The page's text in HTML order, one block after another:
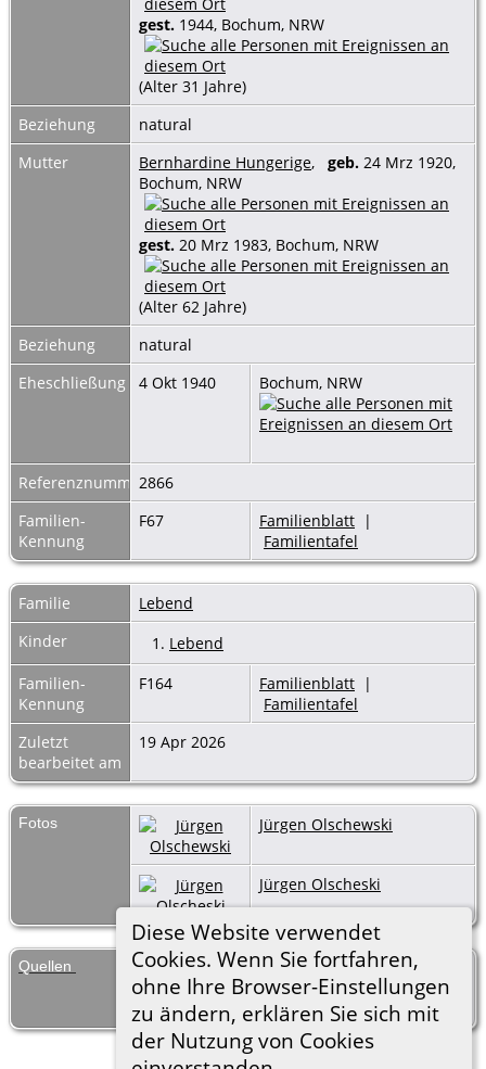
Diese Website verwendet
Cookies. Wenn Sie fortfahren,
ohne Ihre Browser-Einstellungen
zu ändern, erklären Sie sich mit
der Nutzung von Cookies
gest. 1944, Bochum, NRW
(Alter 31 Jahre)
Beziehung
natural
Mutter
Bernhardine Hungerige, geb. 24 Mrz 1920,
Bochum, NRW
gest. 20 Mrz 1983, Bochum, NRW
(Alter 62 Jahre)
Beziehung
natural
Eheschließung
4 Okt 1940 Bochum, NRW
Referenznummer2866
Familien-
Kennung
F67 Familienblatt |
Familientafel
Familie
Lebend
Kinder
1. Lebend
Familien-
Kennung
F164 Familienblatt |
Familientafel
Zuletzt
bearbeitet am
19 Apr 2026
Fotos Jürgen Olschewski
Jürgen Olscheski
Quellen [S650 ] Persönl. Mitteilung Franz
Olschewski, 28. Cousinentreffen,
10.11.2007.